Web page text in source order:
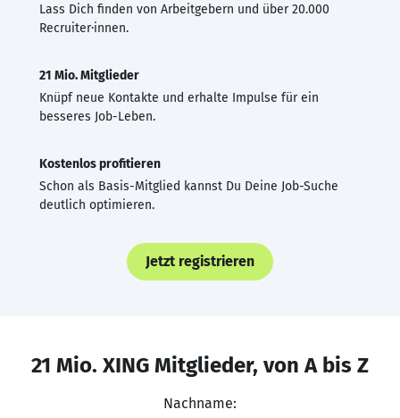
Lass Dich finden von Arbeitgebern und über 20.000
Recruiter·innen.
21 Mio. Mitglieder
Knüpf neue Kontakte und erhalte Impulse für ein
besseres Job-Leben.
Kostenlos profitieren
Schon als Basis-Mitglied kannst Du Deine Job-Suche
deutlich optimieren.
Jetzt registrieren
21 Mio. XING Mitglieder, von A bis Z
Nachname: